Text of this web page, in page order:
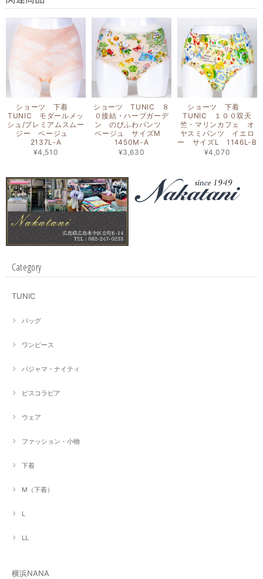
ショーツ 下着
TUNIC モダールメッ
シュ/プレミアムスムー
ジー ベージュ
2137L-A
¥4,510
ショーツ TUNIC ８
０接結・ハーブガーデ
ン のびふわパンツ
ベージュ サイズM
1450M-A
¥3,630
ショーツ 下着
TUNIC １００双天
竺・マリンカフェ オ
ヤスミパンツ イエロ
ー サイズL 1146L-B
¥4,070
Category
TUNIC
バッグ
ワンピース
パジャマ・ナイティ
ビスコラピア
ウェア
ファッション・小物
下着
M（下着）
L
LL
横浜NANA